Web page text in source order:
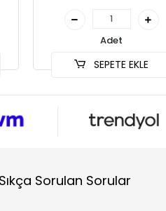
Adet
SEPETE EKLE
Sıkça Sorulan Sorular